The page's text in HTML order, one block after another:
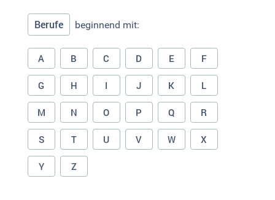
Berufe beginnend mit:
A B C D E F
G H I J K L
M N O P Q R
S T U V W X
Y Z